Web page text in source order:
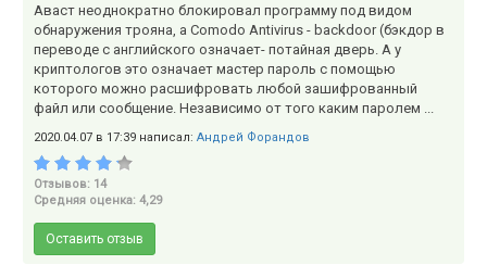
Аваст неоднократно блокировал программу под видом
обнаружения трояна, а Comodo Antivirus - backdoor (бэкдор в
переводе с английского означает- потайная дверь. А у
криптологов это означает мастер пароль с помощью
которого можно расшифровать любой зашифрованный
файл или сообщение. Независимо от того каким паролем ...
2020.04.07 в 17:39 написал: Андрей Форандов
Отзывов: 14
Средняя оценка: 4,29
Оставить отзыв